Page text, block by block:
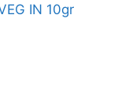
IN 10gr